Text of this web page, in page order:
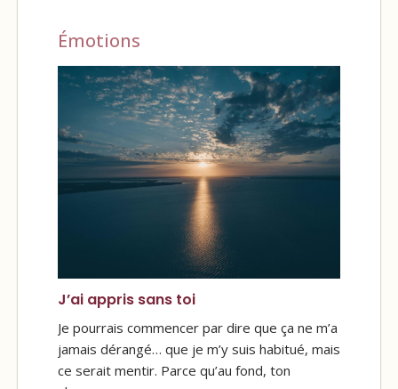
Émotions
J’ai appris sans toi
Je pourrais commencer par dire que ça ne m’a
jamais dérangé… que je m’y suis habitué, mais
ce serait mentir. Parce qu’au fond, ton